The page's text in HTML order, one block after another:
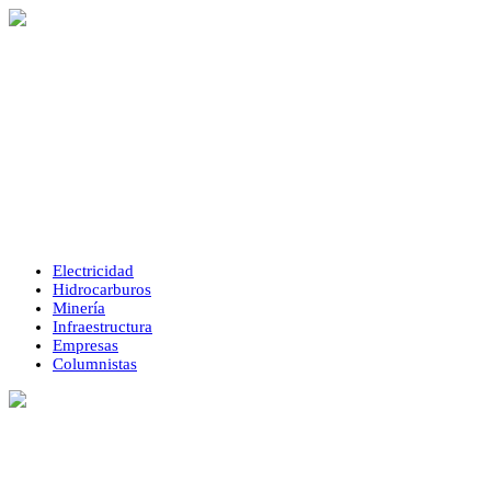
Electricidad
Hidrocarburos
Minería
Infraestructura
Empresas
Columnistas